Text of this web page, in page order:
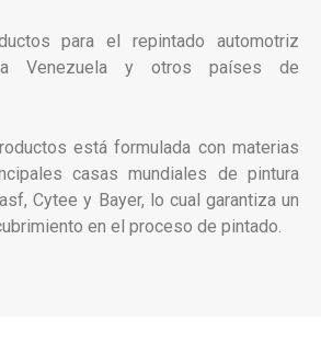
para el repintado automotriz
Venezuela y otros países de
está formulada con materias
casas mundiales de pintura
Cytee y Bayer, lo cual garantiza un
en el proceso de pintado.